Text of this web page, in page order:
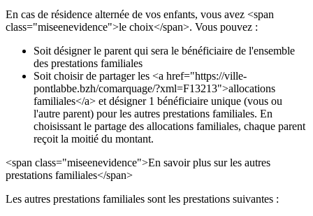
En cas de résidence alternée de vos enfants, vous avez <span
class="miseenevidence">le choix</span>. Vous pouvez :
Soit désigner le parent qui sera le bénéficiaire de l'ensemble
des prestations familiales
Soit choisir de partager les <a href="https://ville-
pontlabbe.bzh/comarquage/?xml=F13213">allocations
familiales</a> et désigner 1 bénéficiaire unique (vous ou
l'autre parent) pour les autres prestations familiales. En
choisissant le partage des allocations familiales, chaque parent
reçoit la moitié du montant.
<span class="miseenevidence">En savoir plus sur les autres
prestations familiales</span>
Les autres prestations familiales sont les prestations suivantes :